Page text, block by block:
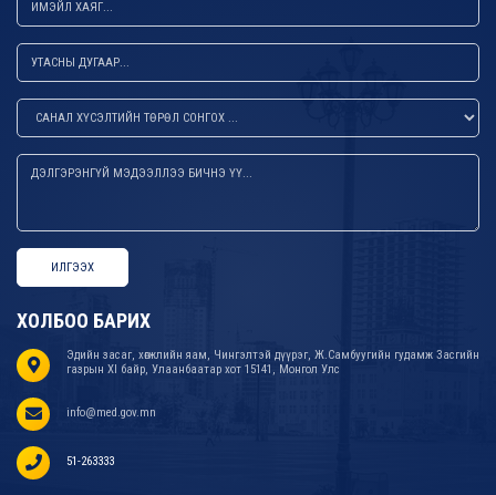
ИЛГЭЭХ
ХОЛБОО БАРИХ
Эдийн засаг, хөгжлийн яам, Чингэлтэй дүүрэг, Ж.Самбуугийн гудамж Засгийн
газрын XI байр, Улаанбаатар хот 15141, Монгол Улс
info@med.gov.mn
51-263333